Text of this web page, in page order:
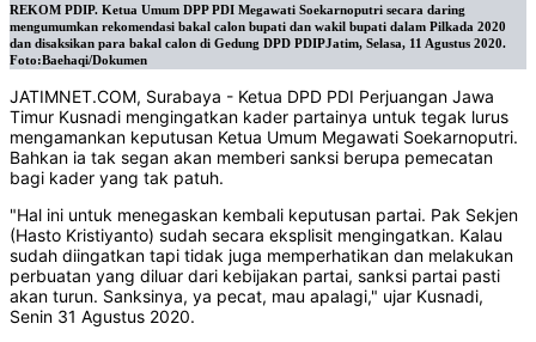
REKOM PDIP. Ketua Umum DPP PDI Megawati Soekarnoputri secara daring
mengumumkan rekomendasi bakal calon bupati dan wakil bupati dalam Pilkada 2020
dan disaksikan para bakal calon di Gedung DPD PDIPJatim, Selasa, 11 Agustus 2020.
Foto:Baehaqi/Dokumen
JATIMNET.COM, Surabaya - Ketua DPD PDI Perjuangan Jawa
Timur Kusnadi mengingatkan kader partainya untuk tegak lurus
mengamankan keputusan Ketua Umum Megawati Soekarnoputri.
Bahkan ia tak segan akan memberi sanksi berupa pemecatan
bagi kader yang tak patuh.
"Hal ini untuk menegaskan kembali keputusan partai. Pak Sekjen
(Hasto Kristiyanto) sudah secara eksplisit mengingatkan. Kalau
sudah diingatkan tapi tidak juga memperhatikan dan melakukan
perbuatan yang diluar dari kebijakan partai, sanksi partai pasti
akan turun. Sanksinya, ya pecat, mau apalagi," ujar Kusnadi,
Senin 31 Agustus 2020.